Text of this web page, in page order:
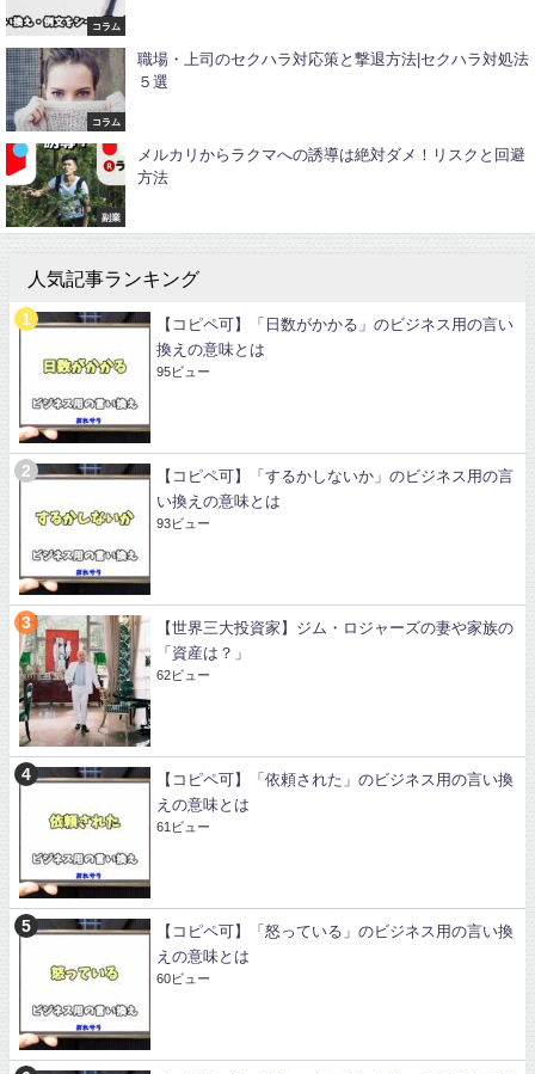
コラム
コラム
職場・上司のセクハラ対応策と撃退方法|セクハラ対処法
５選
副業
メルカリからラクマへの誘導は絶対ダメ！リスクと回避
方法
人気記事ランキング
【コピペ可】「日数がかかる」のビジネス用の言い
換えの意味とは
95ビュー
【コピペ可】「するかしないか」のビジネス用の言
い換えの意味とは
93ビュー
【世界三大投資家】ジム・ロジャーズの妻や家族の
「資産は？」
62ビュー
【コピペ可】「依頼された」のビジネス用の言い換
えの意味とは
61ビュー
【コピペ可】「怒っている」のビジネス用の言い換
えの意味とは
60ビュー